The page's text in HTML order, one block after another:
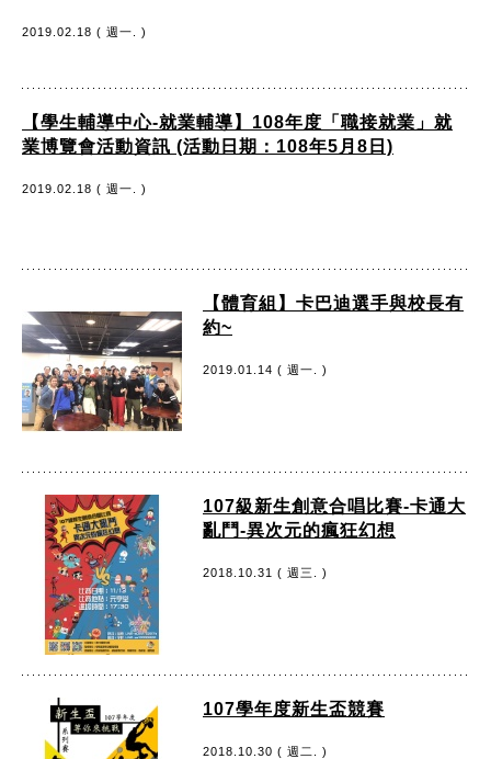
2019.02.18 ( 週一. )
【學生輔導中心-就業輔導】108年度「職接就業」就
業博覽會活動資訊 (活動日期：108年5月8日)
2019.02.18 ( 週一. )
【體育組】卡巴迪選手與校長有
約~
2019.01.14 ( 週一. )
107級新生創意合唱比賽-卡通大
亂鬥-異次元的瘋狂幻想
2018.10.31 ( 週三. )
107學年度新生盃競賽
2018.10.30 ( 週二. )